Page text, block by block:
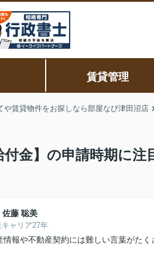
賃貸管理
や賃貸物件をお探しなら部屋なび津田沼店
付金】の申請時期に注
佐藤 聡美
ャリア27年
情報や不動産契約には難しい言葉がた